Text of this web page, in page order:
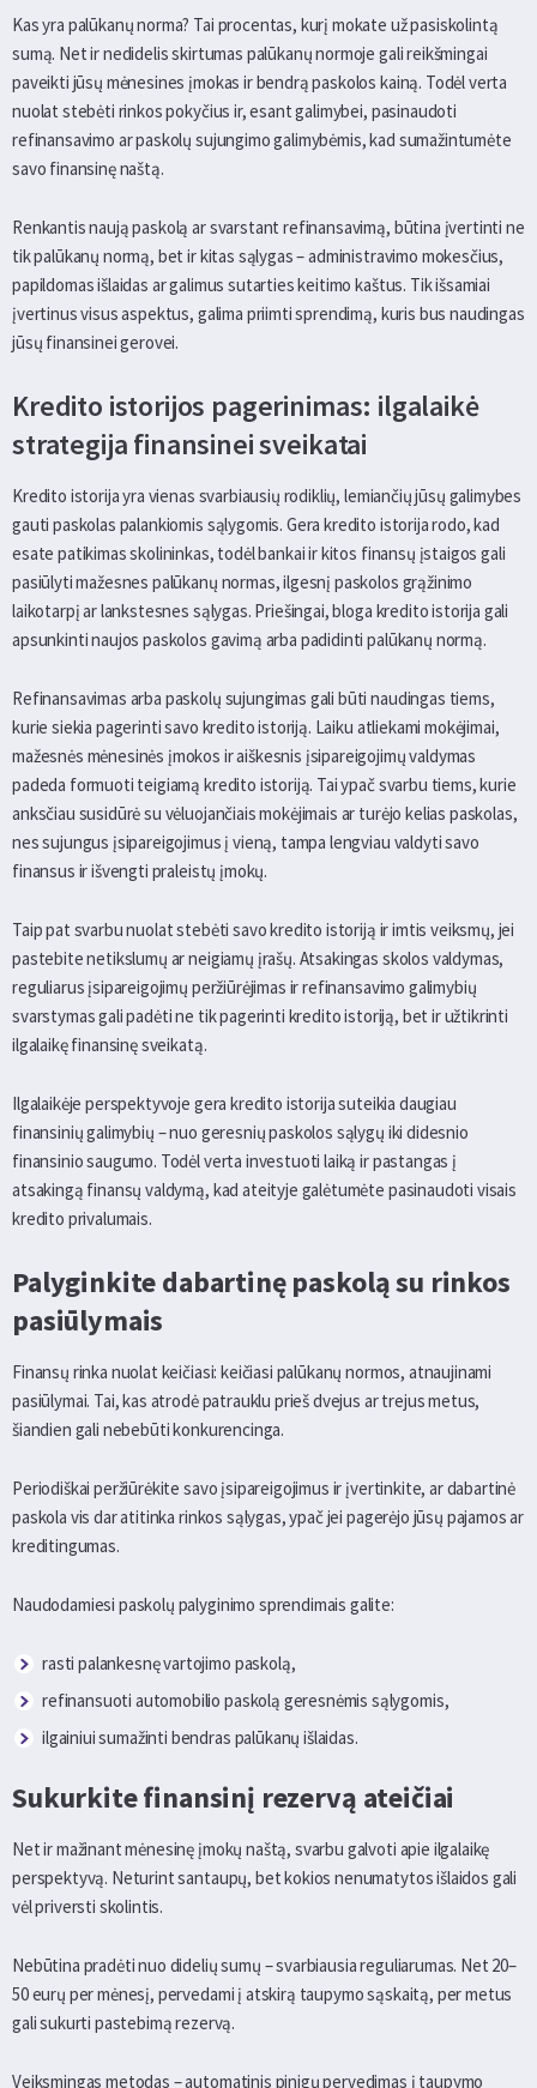
Kas yra palūkanų norma? Tai procentas, kurį mokate už pasiskolintą
sumą. Net ir nedidelis skirtumas palūkanų normoje gali reikšmingai
paveikti jūsų mėnesines įmokas ir bendrą paskolos kainą. Todėl verta
nuolat stebėti rinkos pokyčius ir, esant galimybei, pasinaudoti
refinansavimo ar paskolų sujungimo galimybėmis, kad sumažintumėte
savo finansinę naštą.
Renkantis naują paskolą ar svarstant refinansavimą, būtina įvertinti ne
tik palūkanų normą, bet ir kitas sąlygas – administravimo mokesčius,
papildomas išlaidas ar galimus sutarties keitimo kaštus. Tik išsamiai
įvertinus visus aspektus, galima priimti sprendimą, kuris bus naudingas
jūsų finansinei gerovei.
Kredito istorijos pagerinimas: ilgalaikė
strategija finansinei sveikatai
Kredito istorija yra vienas svarbiausių rodiklių, lemiančių jūsų galimybes
gauti paskolas palankiomis sąlygomis. Gera kredito istorija rodo, kad
esate patikimas skolininkas, todėl bankai ir kitos finansų įstaigos gali
pasiūlyti mažesnes palūkanų normas, ilgesnį paskolos grąžinimo
laikotarpį ar lankstesnes sąlygas. Priešingai, bloga kredito istorija gali
apsunkinti naujos paskolos gavimą arba padidinti palūkanų normą.
Refinansavimas arba paskolų sujungimas gali būti naudingas tiems,
kurie siekia pagerinti savo kredito istoriją. Laiku atliekami mokėjimai,
mažesnės mėnesinės įmokos ir aiškesnis įsipareigojimų valdymas
padeda formuoti teigiamą kredito istoriją. Tai ypač svarbu tiems, kurie
anksčiau susidūrė su vėluojančiais mokėjimais ar turėjo kelias paskolas,
nes sujungus įsipareigojimus į vieną, tampa lengviau valdyti savo
finansus ir išvengti praleistų įmokų.
Taip pat svarbu nuolat stebėti savo kredito istoriją ir imtis veiksmų, jei
pastebite netikslumų ar neigiamų įrašų. Atsakingas skolos valdymas,
reguliarus įsipareigojimų peržiūrėjimas ir refinansavimo galimybių
svarstymas gali padėti ne tik pagerinti kredito istoriją, bet ir užtikrinti
ilgalaikę finansinę sveikatą.
Ilgalaikėje perspektyvoje gera kredito istorija suteikia daugiau
finansinių galimybių – nuo geresnių paskolos sąlygų iki didesnio
finansinio saugumo. Todėl verta investuoti laiką ir pastangas į
atsakingą finansų valdymą, kad ateityje galėtumėte pasinaudoti visais
kredito privalumais.
Palyginkite dabartinę paskolą su rinkos
pasiūlymais
Finansų rinka nuolat keičiasi: keičiasi palūkanų normos, atnaujinami
pasiūlymai. Tai, kas atrodė patrauklu prieš dvejus ar trejus metus,
šiandien gali nebebūti konkurencinga.
Periodiškai peržiūrėkite savo įsipareigojimus ir įvertinkite, ar dabartinė
paskola vis dar atitinka rinkos sąlygas, ypač jei pagerėjo jūsų pajamos ar
kreditingumas.
Naudodamiesi paskolų palyginimo sprendimais galite:
rasti palankesnę vartojimo paskolą,
refinansuoti automobilio paskolą geresnėmis sąlygomis,
ilgainiui sumažinti bendras palūkanų išlaidas.
Sukurkite finansinį rezervą ateičiai
Net ir mažinant mėnesinę įmokų naštą, svarbu galvoti apie ilgalaikę
perspektyvą. Neturint santaupų, bet kokios nenumatytos išlaidos gali
vėl priversti skolintis.
Nebūtina pradėti nuo didelių sumų – svarbiausia reguliarumas. Net 20–
50 eurų per mėnesį, pervedami į atskirą taupymo sąskaitą, per metus
gali sukurti pastebimą rezervą.
Veiksmingas metodas – automatinis pinigų pervedimas į taupymo